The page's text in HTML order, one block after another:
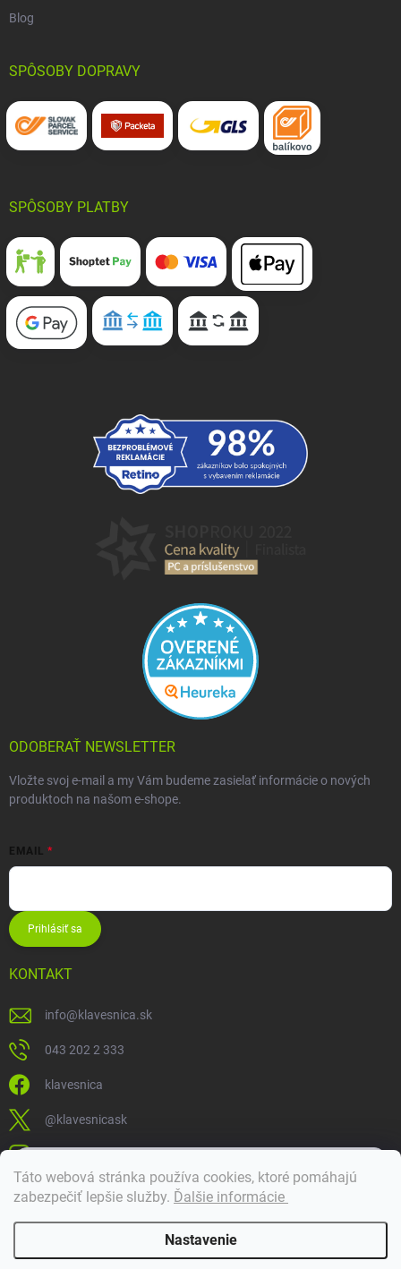
Táto webová stránka používa cookies, ktoré pomáhajú
zabezpečiť lepšie služby. Ďalšie informácie
Nastavenie
Blog
SPÔSOBY DOPRAVY
SPÔSOBY PLATBY
ODOBERAŤ NEWSLETTER
Vložte svoj e-mail a my Vám budeme zasielať informácie o nových
produktoch na našom e-shope.
EMAIL
Prihlásiť sa
KONTAKT
info@klavesnica.sk
043 202 2 333
klavesnica
@klavesnicask
klavesnica_sk
Doprava a platba
Dobrý deň! 👋 Pomôžem vám nájsť správny diel. Napíšte mi.